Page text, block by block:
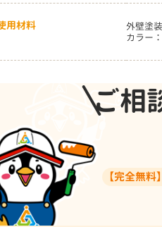
用材料
外壁塗
カラー
ご相
【完全無